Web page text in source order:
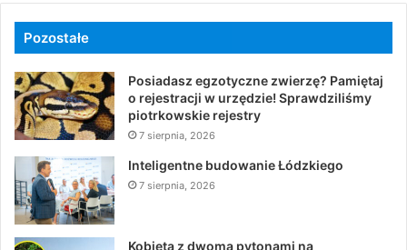
Pozostałe
Posiadasz egzotyczne zwierzę? Pamiętaj
o rejestracji w urzędzie! Sprawdziliśmy
piotrkowskie rejestry
7 sierpnia, 2026
Inteligentne budowanie Łódzkiego
7 sierpnia, 2026
Kobieta z dwoma pytonami na